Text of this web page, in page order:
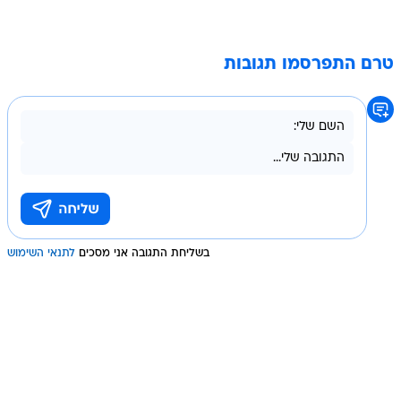
טרם התפרסמו תגובות
בשליחת התגובה אני מסכים לתנאי השימוש